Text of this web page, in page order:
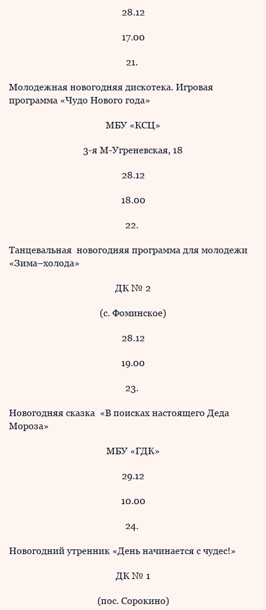
28.12
17.00
21.
Молодежная новогодняя дискотека. Игровая
программа «Чудо Нового года»
МБУ «КСЦ»
3-я М-Угреневская, 18
28.12
18.00
22.
Танцевальная новогодняя программа для молодежи
«Зима–холода»
ДК № 2
(с. Фоминское)
28.12
19.00
23.
Новогодняя сказка «В поисках настоящего Деда
Мороза»
МБУ «ГДК»
29.12
10.00
24.
Новогодний утренник «День начинается с чудес!»
ДК № 1
(пос. Сорокино)